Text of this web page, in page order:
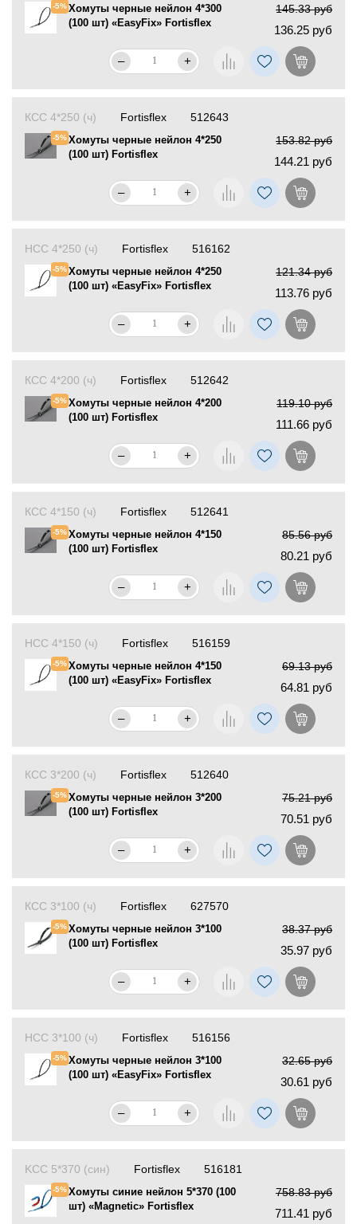
-5%Хомуты черные нейлон 4*300
(100 шт) «EasyFix» Fortisflex
145.33 руб
136.25 руб
– +
512643
КСС 4*250 (ч)
-5%Хомуты черные нейлон 4*250
(100 шт) Fortisflex
153.82 руб
144.21 руб
Fortisflex
– +
516162
НСС 4*250 (ч)
-5%Хомуты черные нейлон 4*250
(100 шт) «EasyFix» Fortisflex
121.34 руб
113.76 руб
Fortisflex
– +
512642
КСС 4*200 (ч)
-5%Хомуты черные нейлон 4*200
(100 шт) Fortisflex
119.10 руб
111.66 руб
Fortisflex
– +
512641
КСС 4*150 (ч)
-5%Хомуты черные нейлон 4*150
(100 шт) Fortisflex
85.56 руб
80.21 руб
Fortisflex
– +
516159
НСС 4*150 (ч)
-5%Хомуты черные нейлон 4*150
(100 шт) «EasyFix» Fortisflex
69.13 руб
64.81 руб
Fortisflex
– +
512640
КСС 3*200 (ч)
-5%Хомуты черные нейлон 3*200
(100 шт) Fortisflex
75.21 руб
70.51 руб
Fortisflex
– +
627570
КСС 3*100 (ч)
-5%Хомуты черные нейлон 3*100
(100 шт) Fortisflex
38.37 руб
35.97 руб
Fortisflex
– +
516156
НСС 3*100 (ч)
-5%Хомуты черные нейлон 3*100
(100 шт) «EasyFix» Fortisflex
32.65 руб
30.61 руб
Fortisflex
– +
516181
KCC 5*370 (син)
-5%Хомуты синие нейлон 5*370 (100
шт) «Magnetic» Fortisflex
758.83 руб
711.41 руб
Fortisflex